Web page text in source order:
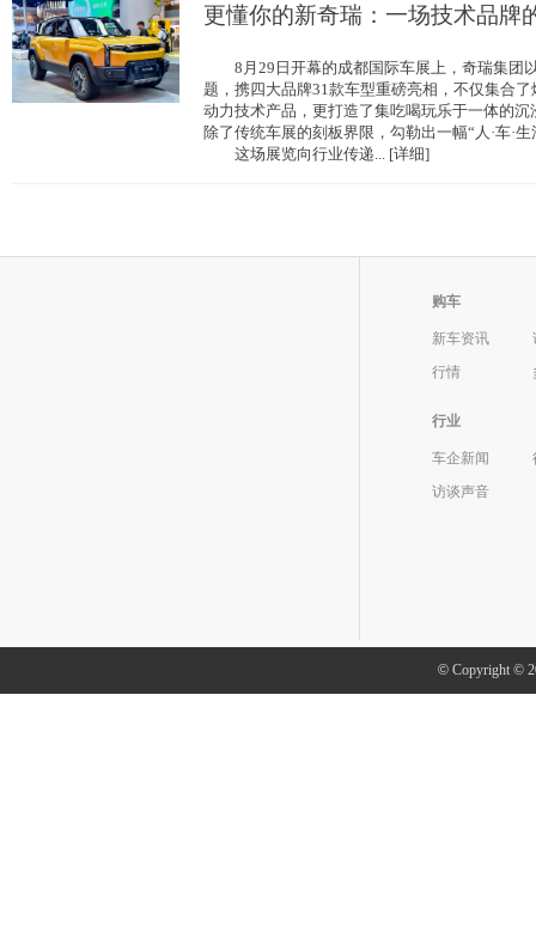
更懂你的新奇瑞：一场技术品牌
8月29日开幕的成都国际车展上，奇瑞集团
题，携四大品牌31款车型重磅亮相，不仅集合
动力技术产品，更打造了集吃喝玩乐于一体的
除了传统车展的刻板界限，勾勒出一幅“人·车·
这场展览向行业传递... [详细]
购车
新车资讯
行情
行业
车企新闻
访谈声音
©Copyright ©